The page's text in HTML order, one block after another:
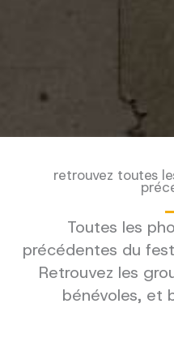
retrouvez toutes
Toutes les
précédentes du
Retrouvez les
bénévoles, et